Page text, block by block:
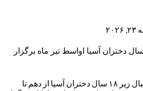
مسابقات والیبال زیر ۱۸ سال دختران آسیا اواسط تیر ماه برگزار
معراج نیوز؛ مسابقات والیبال زیر ۱۸ سال دختران آسیا از دهم تا